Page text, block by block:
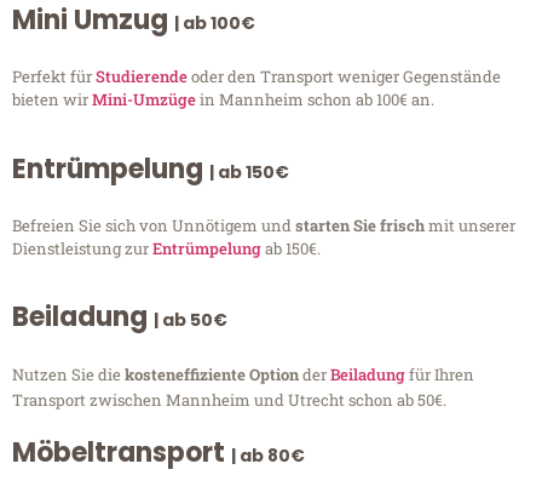
Mini Umzug | ab 100€
Perfekt fürStudierendeoder den Transport weniger Gegenstände
bieten wirMini-Umzügein Mannheim schon ab 100€ an.
Entrümpelung | ab 150€
Befreien Sie sich von Unnötigem undstarten Sie frischmit unserer
Dienstleistung zurEntrümpelungab 150€.
Beiladung | ab 50€
Nutzen Sie diekosteneffiziente OptionderBeiladungfür Ihren
Transport zwischen Mannheim und Utrecht schon ab 50€.
Möbeltransport | ab 80€